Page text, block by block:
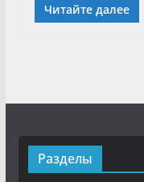
Читайте далее
Разделы